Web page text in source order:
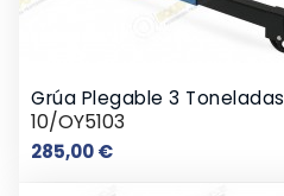
Grúa Plegable 3 Toneladas
10/OY5103
285,00 €Preço